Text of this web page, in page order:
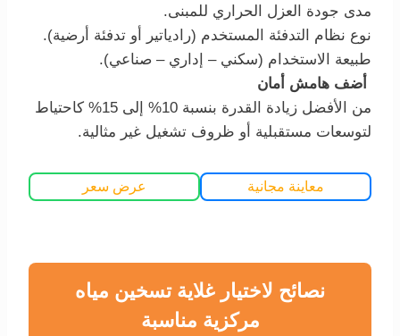
مدى جودة العزل الحراري للمبنى.
نوع نظام التدفئة المستخدم (رادياتير أو تدفئة أرضية).
طبيعة الاستخدام (سكني – إداري – صناعي).
أضف هامش أمان
من الأفضل زيادة القدرة بنسبة 10% إلى 15% كاحتياط
لتوسعات مستقبلية أو ظروف تشغيل غير مثالية.
معاينة مجانية عرض سعر
نصائح لاختيار غلاية تسخين مياه
مركزية مناسبة